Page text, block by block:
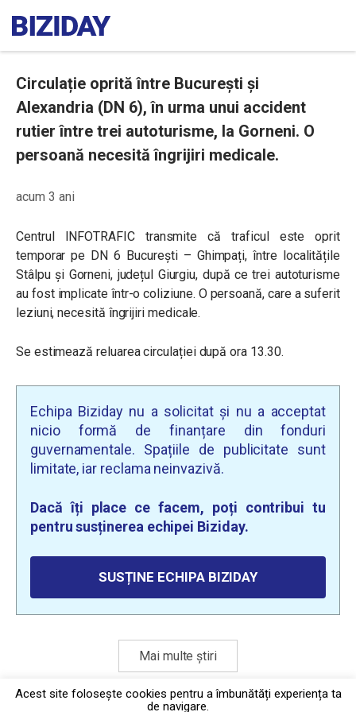
Circulație oprită între București și
Alexandria (DN 6), în urma unui accident
rutier între trei autoturisme, la Gorneni. O
persoană necesită îngrijiri medicale.
acum 3 ani
Centrul INFOTRAFIC transmite că traficul este oprit
temporar pe DN 6 București – Ghimpați, între localitățile
Stâlpu și Gorneni, județul Giurgiu, după ce trei autoturisme
au fost implicate într-o coliziune. O persoană, care a suferit
leziuni, necesită îngrijiri medicale.
Se estimează reluarea circulației după ora 13.30.
Echipa Biziday nu a solicitat și nu a acceptat
nicio formă de finanțare din fonduri
guvernamentale. Spațiile de publicitate sunt
limitate, iar reclama neinvazivă.
Dacă îți place ce facem, poți contribui tu
pentru susținerea echipei Biziday.
SUSȚINE ECHIPA BIZIDAY
Mai multe știri
Acest site foloseşte cookies pentru a îmbunătăți experiența ta
de navigare.